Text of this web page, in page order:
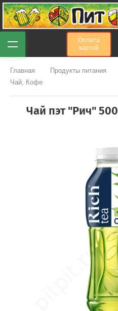
Оплата
картой
Главная Продукты питания
Чай, Кофе
Чай пэт "Рич"